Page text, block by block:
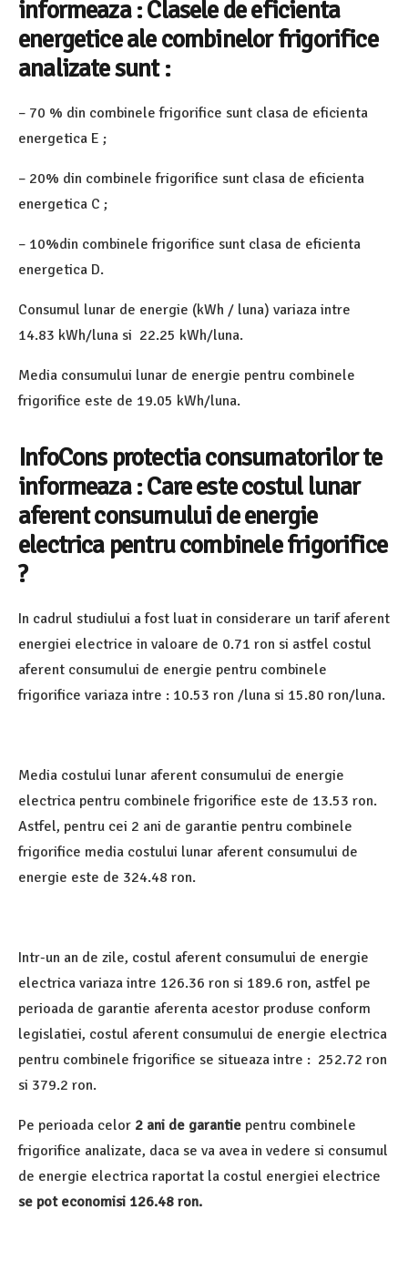
informeaza : Clasele de eficienta
energetice ale combinelor frigorifice
analizate sunt :
– 70 % din combinele frigorifice sunt clasa de eficienta
energetica E ;
– 20% din combinele frigorifice sunt clasa de eficienta
energetica C ;
– 10%din combinele frigorifice sunt clasa de eficienta
energetica D.
Consumul lunar de energie (kWh / luna) variaza intre
14.83 kWh/luna si 22.25 kWh/luna.
Media consumului lunar de energie pentru combinele
frigorifice este de 19.05 kWh/luna.
InfoCons protectia consumatorilor te
informeaza : Care este costul lunar
aferent consumului de energie
electrica pentru combinele frigorifice
?
In cadrul studiului a fost luat in considerare un tarif aferent
energiei electrice in valoare de 0.71 ron si astfel costul
aferent consumului de energie pentru combinele
frigorifice variaza intre : 10.53 ron /luna si 15.80 ron/luna.
Media costului lunar aferent consumului de energie
electrica pentru combinele frigorifice este de 13.53 ron.
Astfel, pentru cei 2 ani de garantie pentru combinele
frigorifice media costului lunar aferent consumului de
energie este de 324.48 ron.
Intr-un an de zile, costul aferent consumului de energie
electrica variaza intre 126.36 ron si 189.6 ron, astfel pe
perioada de garantie aferenta acestor produse conform
legislatiei, costul aferent consumului de energie electrica
pentru combinele frigorifice se situeaza intre : 252.72 ron
si 379.2 ron.
Pe perioada celor 2 ani de garantie pentru combinele
frigorifice analizate, daca se va avea in vedere si consumul
de energie electrica raportat la costul energiei electrice
se pot economisi 126.48 ron.